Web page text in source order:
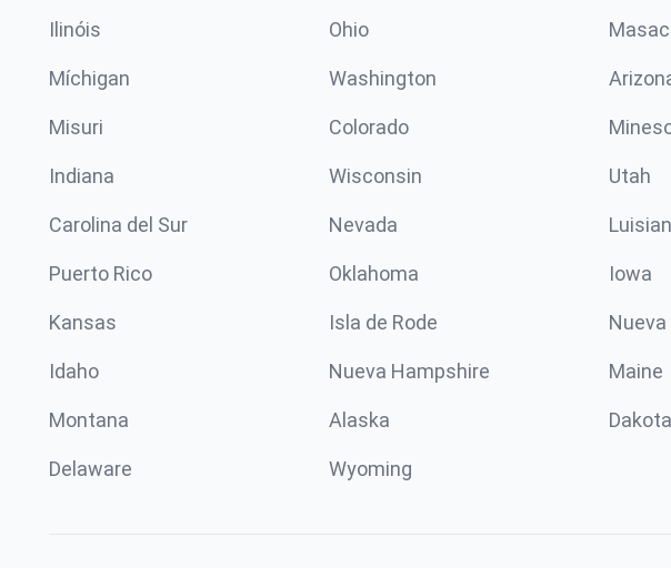
Ilinóis Ohio
Míchigan Washington
Misuri Colorado
Indiana Wisconsin Utah
Carolina del Sur Nevada
Puerto Rico Oklahoma Iowa
Kansas Isla de Rode
Idaho Nueva Hampshire Maine
Montana Alaska
Delaware Wyoming